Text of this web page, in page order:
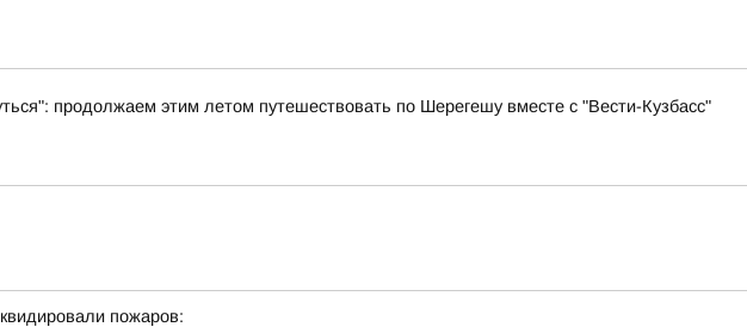
продолжаем этим летом путешествовать по Шерегешу вместе с "Вести-Кузбасс"
пожаров: